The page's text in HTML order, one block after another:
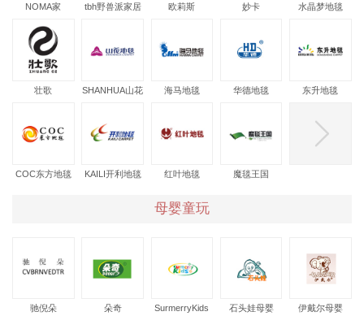
NOMA家
居,HOMA折衷
主义
tbh野兽派家居 欧莉斯 妙卡 水晶梦地毯
壮歌
SHANHUA山花
海马地毯 华德地毯 东升地毯
COC东方地毯 KAILI开利地毯 红叶地毯 魔毯王国
母婴童玩
驰倪朵 朵奇 SurmerryKids 石头娃母婴 伊戴尔母婴